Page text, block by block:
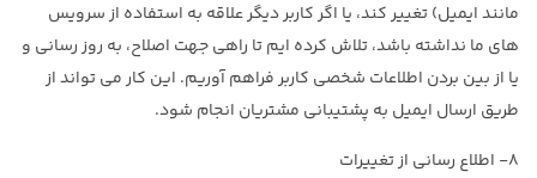
مانند ایمیل) تغییر کند، یا اگر کاربر دیگر علاقه به استفاده از سرویس
های ما نداشته باشد، تلاش کرده ایم تا راهی جهت اصلاح، به روز رسانی و
یا از بین بردن اطلاعات شخصی کاربر فراهم آوریم. این کار می تواند از
طریق ارسال ایمیل به پشتیبانی مشتریان انجام شود.
۸- اطلاع رسانی از تغییرات